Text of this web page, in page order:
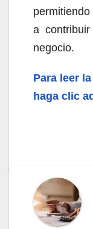
a contribuir
negocio.
Para leer
haga clic